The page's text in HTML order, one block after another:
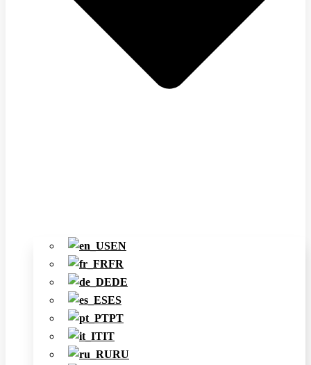
EN
FR
DE
ES
PT
IT
RU